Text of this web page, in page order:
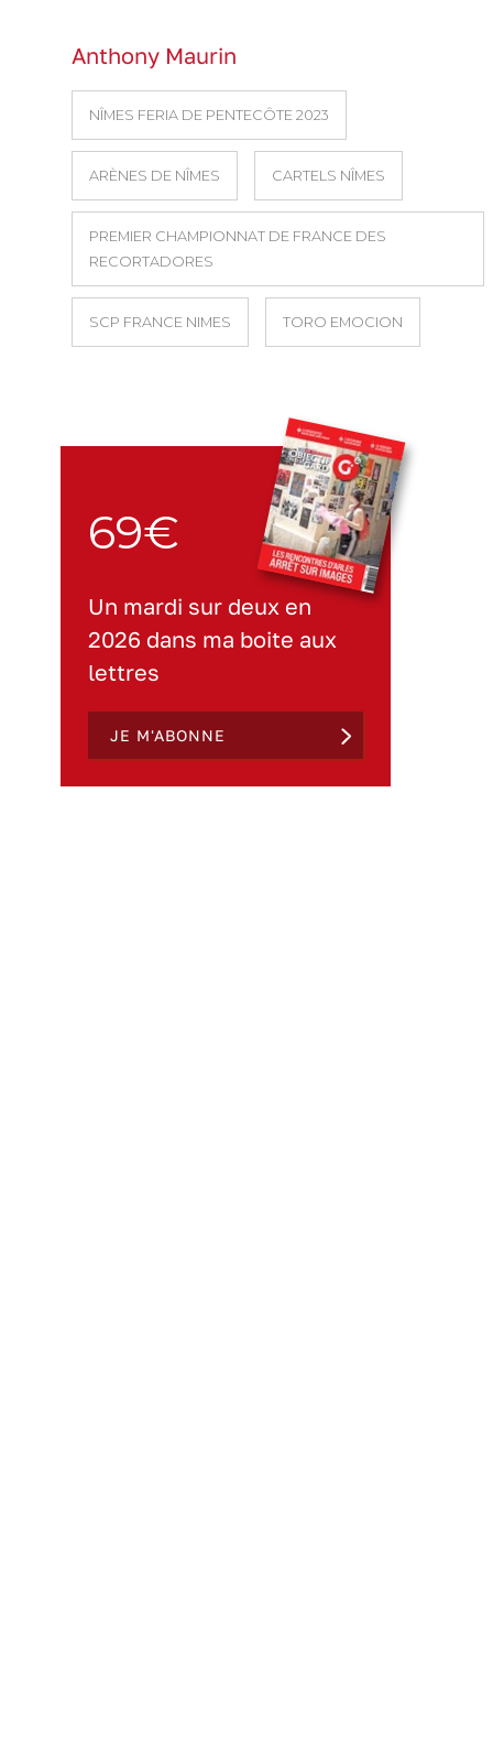
Anthony Maurin
NÎMES FERIA DE PENTECÔTE 2023
ARÈNES DE NÎMES CARTELS NÎMES
PREMIER CHAMPIONNAT DE FRANCE DES
RECORTADORES
SCP FRANCE NIMES TORO EMOCION
69€
Un mardi sur deux en
2026 dans ma boite aux
lettres
JE M'ABONNE